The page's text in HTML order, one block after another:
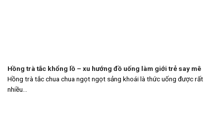
Hồng trà tắc khổng lồ – xu hướng đồ uống làm giới trẻ say mê
Hồng trà tắc chua chua ngọt ngọt sảng khoái là thức uống được rất
nhiều...